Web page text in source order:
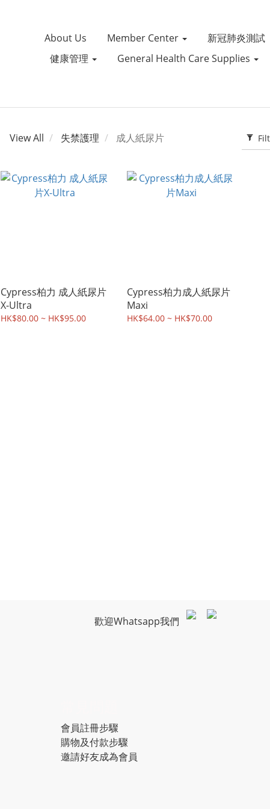
About Us Member Center 新冠肺炎測試
健康管理
General Health Care Supplies
View All 失禁護理 成人紙尿片
Cypress柏力 成人紙尿片
X-Ultra
HK$80.00 ~ HK$95.00
Cypress柏力成人紙尿片
Maxi
HK$64.00 ~ HK$70.00
歡迎Whatsapp我們
會員註冊步驟
購物及付款步驟
邀請好友成為會員